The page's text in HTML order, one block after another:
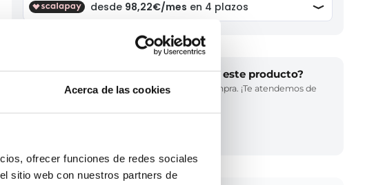
Acerca de las cookies
ofrecer funciones de redes sociales
sitio web con nuestros partners de
¿Necesitas ayuda para elegir este producto?
Llámanos y te asesoramos en tu compra. ¡Te atendemos de